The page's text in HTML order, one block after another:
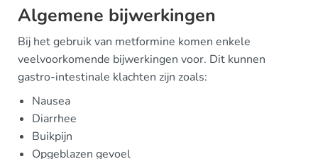
Algemene bijwerkingen
Bij het gebruik van metformine komen enkele
veelvoorkomende bijwerkingen voor. Dit kunnen
gastro-intestinale klachten zijn zoals:
Nausea
Diarrhee
Buikpijn
Opgeblazen gevoel